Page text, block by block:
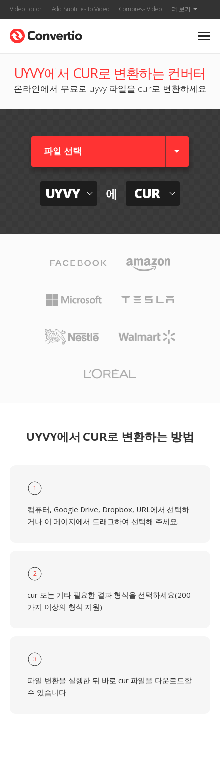
Video Editor Add Subtitles to Video Compress Video 더 보기
UYVY에서 CUR로 변환하는 컨버터
온라인에서 무료로 uyvy 파일을 cur로 변환하세요
파일 선택
UYVY 에 CUR
UYVY에서 CUR로 변환하는 방법
1
컴퓨터, Google Drive, Dropbox, URL에서 선택하
거나 이 페이지에서 드래그하여 선택해 주세요.
2
cur 또는 기타 필요한 결과 형식을 선택하세요(200
가지 이상의 형식 지원)
3
파일 변환을 실행한 뒤 바로 cur 파일을 다운로드할
수 있습니다